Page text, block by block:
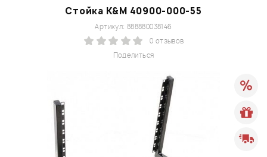
Стойка K&M 40900-000-55
Поделиться
Артикул: 888880038146
0 отзывов